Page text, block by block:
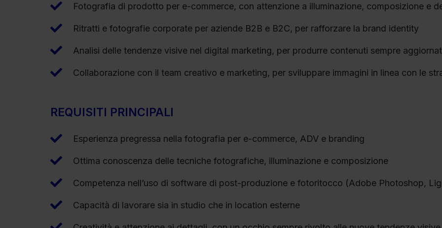
Fotografia di prodotto per e-commerce, con attenzione a illuminazione, composizione e
Ritratti e fotografie corporate per aziende B2B e B2C, per rafforzare la brand identity
Analisi delle tendenze visive nel digital marketing, per produrre contenuti sempre
Collaborazione con il team creativo e marketing, per sviluppare immagini in linea con le
REQUISITI PRINCIPALI
Esperienza pregressa nella fotografia per e-commerce, ADV e branding
Ottima conoscenza delle tecniche fotografiche, illuminazione e composizione
Competenza nell’uso di software di post-produzione e fotoritocco (Adobe Photoshop,
Capacità di lavorare sia in studio che in location esterne